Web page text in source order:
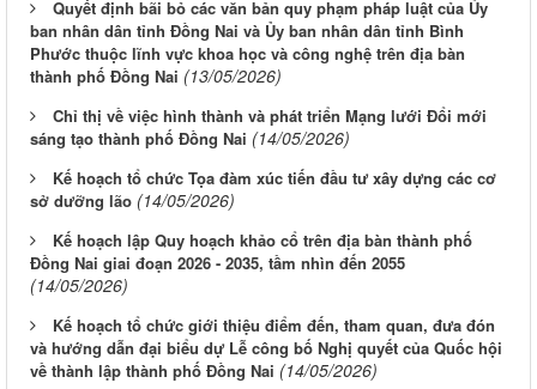
Quyết định bãi bỏ các văn bản quy phạm pháp luật của Ủy
ban nhân dân tỉnh Đồng Nai và Ủy ban nhân dân tỉnh Bình
Phước thuộc lĩnh vực khoa học và công nghệ trên địa bàn
thành phố Đồng Nai (13/05/2026)
Chỉ thị về việc hình thành và phát triển Mạng lưới Đổi mới
sáng tạo thành phố Đồng Nai (14/05/2026)
Kế hoạch tổ chức Tọa đàm xúc tiến đầu tư xây dựng các cơ
sở dưỡng lão (14/05/2026)
Kế hoạch lập Quy hoạch khảo cổ trên địa bàn thành phố
Đồng Nai giai đoạn 2026 - 2035, tầm nhìn đến 2055
(14/05/2026)
Kế hoạch tổ chức giới thiệu điểm đến, tham quan, đưa đón
và hướng dẫn đại biểu dự Lễ công bố Nghị quyết của Quốc hội
về thành lập thành phố Đồng Nai (14/05/2026)